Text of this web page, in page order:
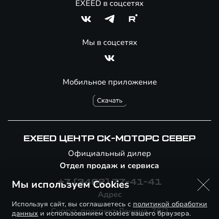
Мобильное приложение
EXEED в соцсетях
Мы в соцсетях
EXEED ЦЕНТР СК-МОТОРС СЕВЕР
Официальный дилер
Отдел продаж и сервиса
+7 (3462) 77-41-41
Адрес
Сургут, проспект Ленина, 76/2
Мы используем Cookies
Используя сайт, вы соглашаетесь с политикой обработки
данных и использованием cookies вашего браузера.